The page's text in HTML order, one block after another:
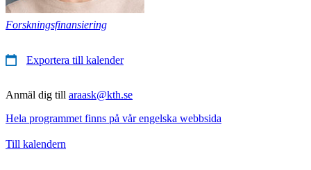
Forskningsfinansiering
Exportera till kalender
Anmäl dig till araask@kth.se
Hela programmet finns på vår engelska webbsida
Till kalendern